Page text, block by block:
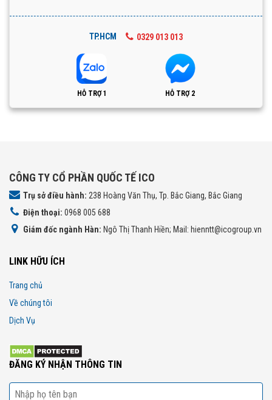
TP.HCM 0329 013 013
HỖ TRỢ 1 HỖ TRỢ 2
CÔNG TY CỔ PHẦN QUỐC TẾ ICO
Trụ sở điều hành: 238 Hoàng Văn Thụ, Tp. Bắc Giang, Bắc Giang
Điện thoại: 0968 005 688
Giám đốc ngành Hàn: Ngô Thị Thanh Hiền; Mail: hienntt@icogroup.vn
LINK HỮU ÍCH
Trang chủ
Về chúng tôi
Dịch Vụ
ĐĂNG KÝ NHẬN THÔNG TIN